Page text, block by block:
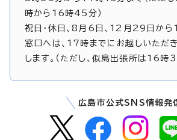
時から16時45分）
祝日・休日、8月6日、12月29日か
窓口へは、17時までにお越しいただ
します。（ただし、似島出張所は16時
広島市公式SNS情報発